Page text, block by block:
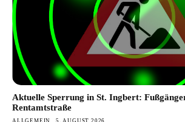
Aktuelle Sperrung in St. Ingbert:
Rentamtstraße
ALLGEMEIN 5. AUGUST 2026